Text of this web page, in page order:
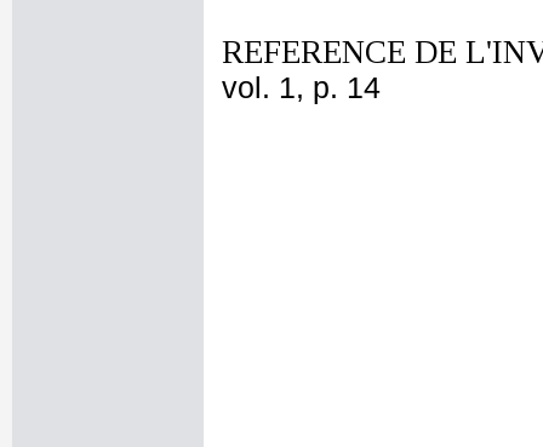
REFERENCE DE
vol. 1, p. 14